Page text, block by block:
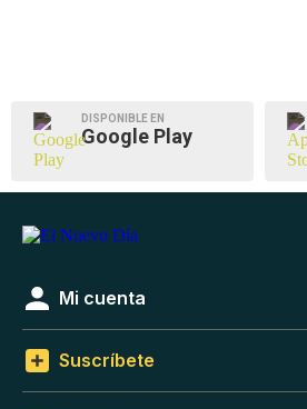
DISPONIBLE EN
Google Play
Mi cuenta
Suscríbete